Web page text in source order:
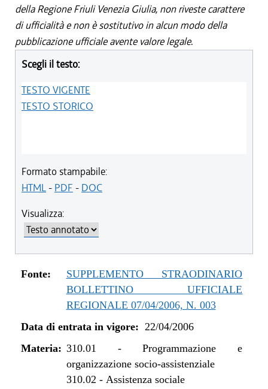
della Regione Friuli Venezia Giulia, non riveste carattere
di ufficialità e non è sostitutivo in alcun modo della
pubblicazione ufficiale avente valore legale.
Scegli il testo:
TESTO VIGENTE
TESTO STORICO
Formato stampabile:
HTML- PDF - DOC
Visualizza:
Fonte:
SUPPLEMENTO STRAODINARIO
BOLLETTINO UFFICIALE
REGIONALE 07/04/2006, N. 003
Data di entrata in vigore: 22/04/2006
Materia: 310.01 -Programmazione e
organizzazione socio-assistenziale
310.02 - Assistenza sociale